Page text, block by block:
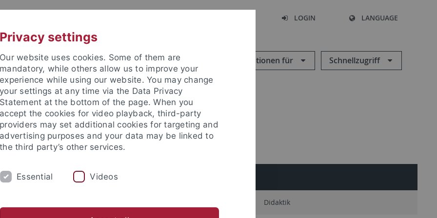
LOGIN LANGUAGE
Informationen für Schnellzugriff
STUDIUM
Literatur Didaktik
Privacy settings
Our website uses cookies. Some of them are
mandatory, while others allow us to improve your
experience while using our website. You may change
your settings at any time via the Data Privacy
Statement at the bottom of the page. When you
accept the cookies for video playback, third-party
providers may set additional cookies for targeting and
advertising purposes and your data may be linked to
the third party’s other services.
Essential Videos